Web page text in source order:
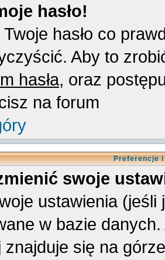
hasło!
hasło co
Aby to
hasła, oraz
na forum
Preferencje i
swoje
ustawienia
w bazie
znajduje się na